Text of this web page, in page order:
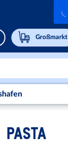
Großmarkt
PASTA